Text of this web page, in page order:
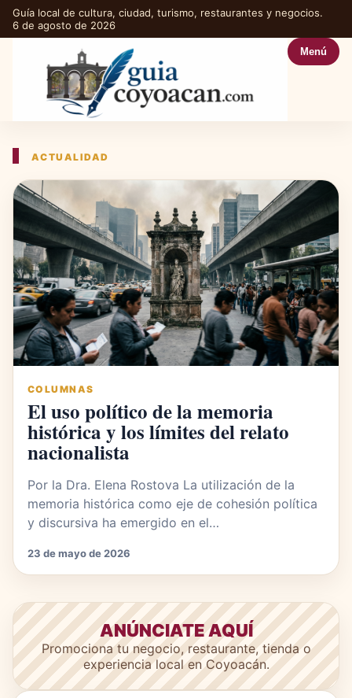
Guía local de cultura, ciudad, turismo, restaurantes y negocios.
6 de agosto de 2026
Menú
ACTUALIDAD
COLUMNAS
El uso político de la memoria
histórica y los límites del relato
nacionalista
Por la Dra. Elena Rostova La utilización de la
memoria histórica como eje de cohesión política
y discursiva ha emergido en el…
23 de mayo de 2026
ANÚNCIATE AQUÍ
Promociona tu negocio, restaurante, tienda o
experiencia local en Coyoacán.